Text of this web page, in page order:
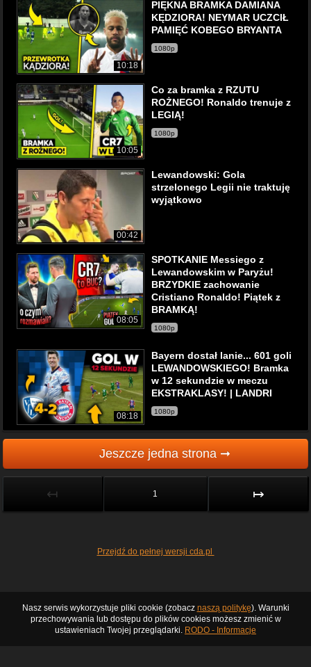
10:18
PIĘKNA BRAMKA DAMIANA
KĘDZIORA! NEYMAR UCZCIŁ
PAMIĘĆ KOBEGO BRYANTA
1080p
10:05
Co za bramka z RZUTU
ROŻNEGO! Ronaldo trenuje z
LEGIĄ!
1080p
00:42
Lewandowski: Gola
strzelonego Legii nie traktuję
wyjątkowo
08:05
SPOTKANIE Messiego z
Lewandowskim w Paryżu!
BRZYDKIE zachowanie
Cristiano Ronaldo! Piątek z
BRAMKĄ!
1080p
08:18
Bayern dostał lanie... 601 goli
LEWANDOWSKIEGO! Bramka
w 12 sekundzie w meczu
EKSTRAKLASY! | LANDRI
1080p
Jeszcze jedna strona ➞
↤ 1 ↦
Przejdź do pełnej wersji cda.pl
Nasz serwis wykorzystuje pliki cookie (zobacz naszą politykę). Warunki
przechowywania lub dostępu do plików cookies możesz zmienić w
ustawieniach Twojej przeglądarki. RODO - Informacje